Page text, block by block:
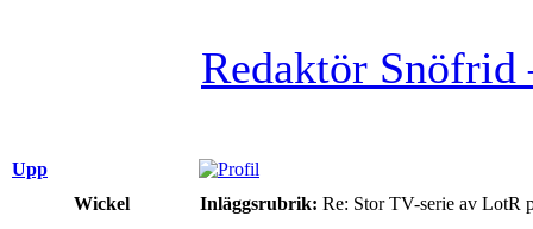
Redaktör
Upp
Wickel
Inläggsrubrik: Re: Stor TV-serie av LotR